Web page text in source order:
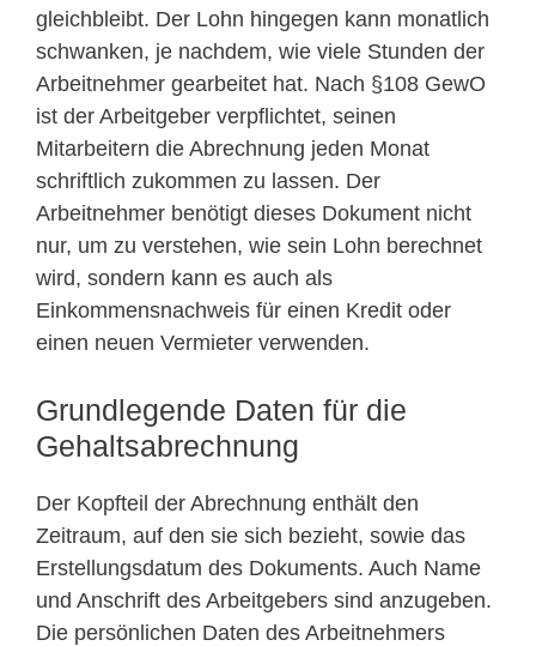
gleichbleibt. Der Lohn hingegen kann monatlich
schwanken, je nachdem, wie viele Stunden der
Arbeitnehmer gearbeitet hat. Nach §108 GewO
ist der Arbeitgeber verpflichtet, seinen
Mitarbeitern die Abrechnung jeden Monat
schriftlich zukommen zu lassen. Der
Arbeitnehmer benötigt dieses Dokument nicht
nur, um zu verstehen, wie sein Lohn berechnet
wird, sondern kann es auch als
Einkommensnachweis für einen Kredit oder
einen neuen Vermieter verwenden.
Grundlegende Daten für die
Gehaltsabrechnung
Der Kopfteil der Abrechnung enthält den
Zeitraum, auf den sie sich bezieht, sowie das
Erstellungsdatum des Dokuments. Auch Name
und Anschrift des Arbeitgebers sind anzugeben.
Die persönlichen Daten des Arbeitnehmers